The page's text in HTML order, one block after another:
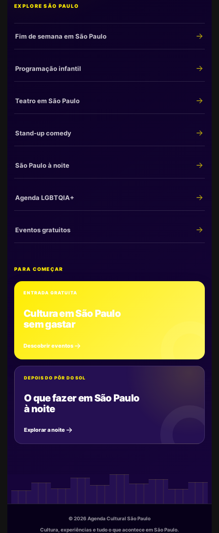
EXPLORE SÃO PAULO
Fim de semana em São Paulo
Programação infantil
Teatro em São Paulo
Stand-up comedy
São Paulo à noite
Agenda LGBTQIA+
Eventos gratuitos
PARA COMEÇAR
ENTRADA GRATUITA
Cultura em São Paulo
sem gastar
Descobrir eventos
DEPOIS DO PÔR DO SOL
O que fazer em São Paulo
à noite
Explorar a noite
© 2026 Agenda Cultural São Paulo
Cultura, experiências e tudo o que acontece em São Paulo.